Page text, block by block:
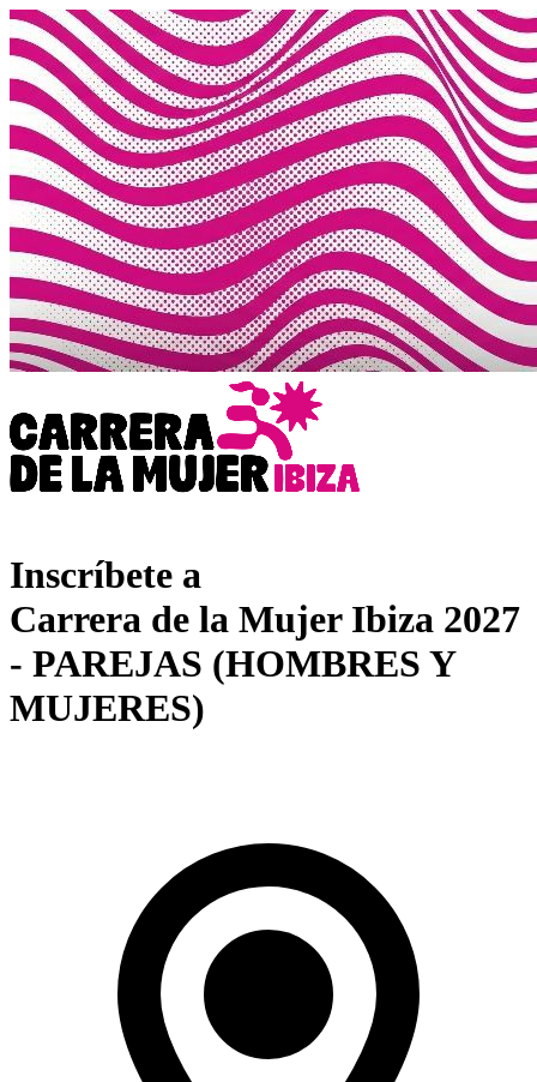
Inscríbete a
Carrera de la Mujer Ibiza 2027
- PAREJAS (HOMBRES Y
MUJERES)